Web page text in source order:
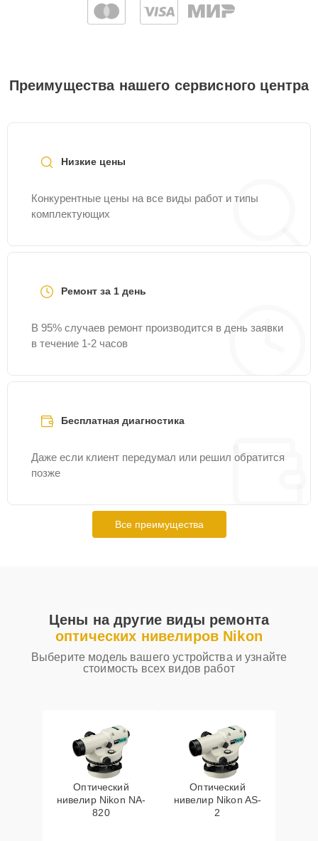
Преимущества нашего сервисного центра
Низкие цены
Конкурентные цены на все виды работ и типы
комплектующих
Ремонт за 1 день
В 95% случаев ремонт производится в день заявки
в течение 1-2 часов
Бесплатная диагностика
Даже если клиент передумал или решил обратится
позже
Все преимущества
Цены на другие виды ремонта
оптических нивелиров Nikon
Выберите модель вашего устройства и узнайте
стоимость всех видов работ
Оптический
нивелир Nikon NA-
820
Оптический
нивелир Nikon AS-
2